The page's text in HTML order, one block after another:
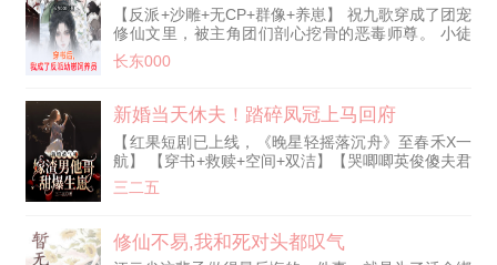
【反派+沙雕+无CP+群像+养崽】 祝九歌穿成了团宠
修仙文里，被主角团们剖心挖骨的恶毒师尊。 小徒
弟是锦鲤女主，为了魔尊男主，视师尊如仇寇。 其
他四个徒弟是舔狗男配，为了小师妹，视师尊如草
哭着喊着要跟魔修私奔。 祝九歌：行，滚吧您嘞。
其余四个逆徒求情？ 祝九歌：你们也滚。 一脚踹飞
五个白眼狼，她潇洒离开神衍宗。 本想躲开剧情逍
遥度日，却接连遇到了系统甩来的五个烫手山芋。
在原著里，他们是不断在主角团面前蹦跶、未来更是
饶过谁了？ 逆徒们都笑她疯了，尽收些修仙界公认
的垃圾。 可后来—— 她的大弟子仅凭半根剑骨，却
长东000
新婚当天休夫！踏碎凤冠上马回府
【红果短剧已上线，《晚星轻摇落沉舟》至春禾X一
航】 【穿书+救赎+空间+双洁】【哭唧唧英俊傻夫君
X霸气女主温馨沙雕日常】 穿书成新婚被渣男气死的
女配，她脱嫁衣踹渣男招傻子为赘婿，人人笑她眼
有人都傻眼了！ 夜里，她揪着傻夫君耳朵冷笑：“乞
丐变王爷无妨，可你若是从傻子变成了正常人，那你
三二五
修仙不易,我和死对头都叹气